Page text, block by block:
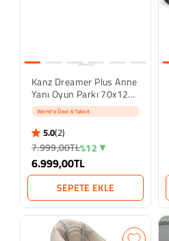
Kanz Dreamer Plus Anne
Yanı Oyun Parkı 70x120
Cm - Gri
World'e Özel 6 Taksit
5.0(2)
5.0 star rating
2 İncelemeler
7.999,00TL%12
6.999,00TL
SEPETE EKLE